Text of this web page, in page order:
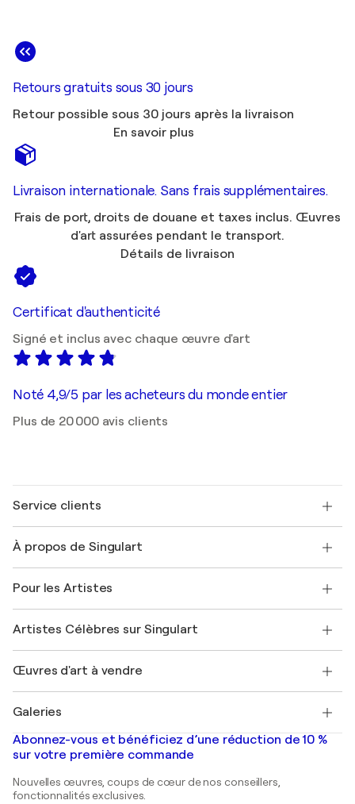
Retours gratuits sous 30 jours
Retour possible sous 30 jours après la livraison
En savoir plus
Livraison internationale. Sans frais supplémentaires.
Frais de port, droits de douane et taxes inclus. Œuvres
d'art assurées pendant le transport.
Détails de livraison
Certificat d'authenticité
Signé et inclus avec chaque œuvre d'art
Noté 4,9/5 par les acheteurs du monde entier
Plus de 20 000 avis clients
Service clients
Expédition
Offrir une carte cadeau
Rejoignez notre programme commercial
Mon compte
+33 1 76 44 06 42
À propos de Singulart
FAQ
Magazine Singulart
Emplois
Découvrez une sélection d'art original
Pour les Artistes
Se connecter en tant qu'Artiste
Artistes Célèbres sur Singulart
Marc Chagall
Banksy
Mr. Brainwash
Shepard Fairey
Œuvres d'art à vendre
Tableaux abstraits à vendre
Peintures de paysage
Estampes
Peintures acryliques
Galeries
Galeries d'art en France
Galeries d'art en Belgique
Abonnez-vous et bénéficiez d’une réduction de 10 %
sur votre première commande
Nouvelles œuvres, coups de cœur de nos conseillers,
fonctionnalités exclusives.